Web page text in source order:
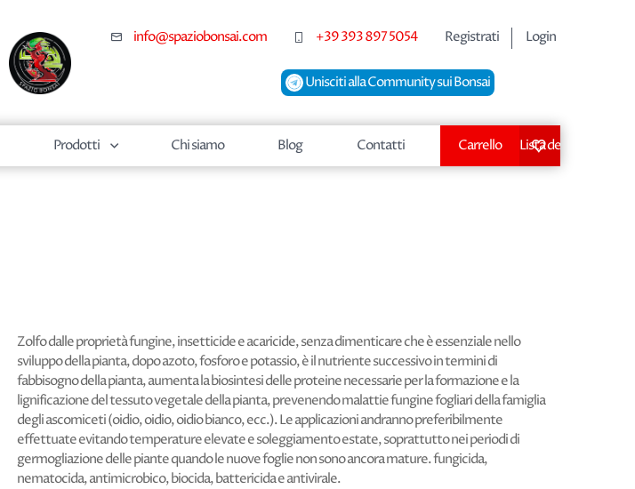
info@spaziobonsai.com +39 393 897 5054 Registrati Login
Unisciti alla Community sui Bonsai
Prodotti Chi siamo Blog Contatti Carrello Lista dei desideri
Zolfo dalle proprietà fungine, insetticide e acaricide, senza dimenticare che è essenziale nello
sviluppo della pianta, dopo azoto, fosforo e potassio, è il nutriente successivo in termini di
fabbisogno della pianta, aumenta la biosintesi delle proteine necessarie per la formazione e la
lignificazione del tessuto vegetale della pianta, prevenendo malattie fungine fogliari della famiglia
degli ascomiceti (oidio, oidio, oidio bianco, ecc.). Le applicazioni andranno preferibilmente
effettuate evitando temperature elevate e soleggiamento estate, soprattutto nei periodi di
germogliazione delle piante quando le nuove foglie non sono ancora mature. fungicida,
nematocida, antimicrobico, biocida, battericida e antivirale.